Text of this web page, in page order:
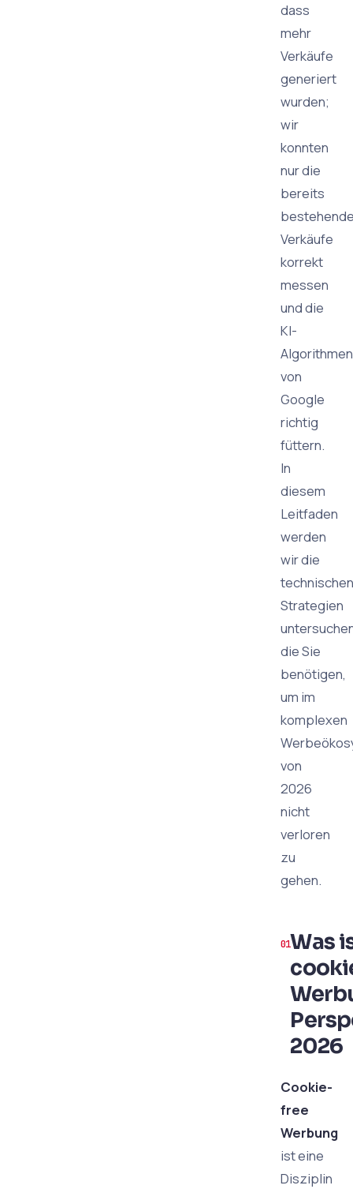
dass
mehr
Verkäufe
generiert
wurden;
wir
konnten
nur die
bereits
Verkäufe
korrekt
messen
und die
KI-
Algorithmen
von
Google
richtig
füttern.
In
diesem
Leitfaden
werden
wir die
technischen
Strategien
die Sie
benötigen,
um im
komplexen
von
2026
nicht
verloren
zu
gehen.
Was
2026
Cookie-
free
Werbung
ist eine
Disziplin